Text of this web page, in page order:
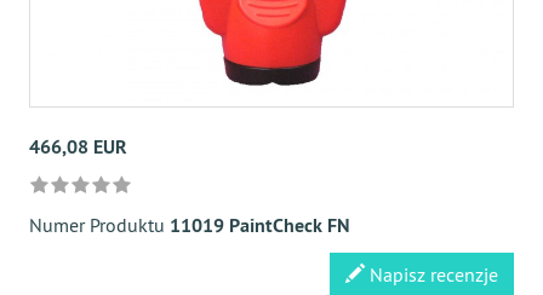
466,08 EUR
Numer Produktu 11019 PaintCheck FN
Napisz recenzje